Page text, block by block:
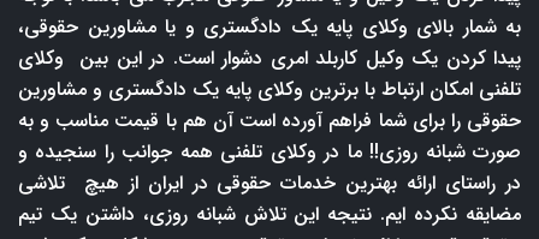
به شمار بالای وکلای پایه یک دادگستری و یا مشاورین حقوقی،
پیدا کردن یک وکیل کاربلد امری دشوار است. در این بین وکلای
تلفنی امکان ارتباط با برترین وکلای پایه یک دادگستری و مشاورین
حقوقی را برای شما فراهم آورده است آن هم با قیمت مناسب و به
صورت شبانه روزی!! ما در وکلای تلفنی همه جوانب را سنجیده و
در راستای ارائه بهترین خدمات حقوقی در ایران از هیچ تلاشی
مضایقه نکرده ایم. نتیجه این تلاش شبانه روزی، داشتن یک تیم